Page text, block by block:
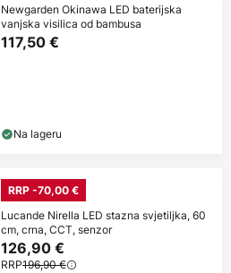
Newgarden Okinawa LED baterijska
vanjska visilica od bambusa
117,50 €
Na lageru
RRP -70,00 €
Lucande Nirella LED stazna svjetiljka, 60
cm, crna, CCT, senzor
126,90 €
RRP196,90 €